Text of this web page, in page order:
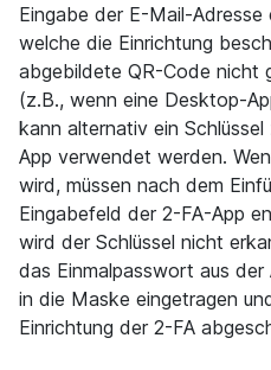
Eingabe der E-Mail-
welche die Einrichtung
abgebildete QR-Code nicht
(z.B., wenn eine Desktop-
kann alternativ ein
App verwendet werden.
wird, müssen nach dem
Eingabefeld der 2-FA-App
wird der Schlüssel nicht
das Einmalpasswort aus
in die Maske eingetragen
Einrichtung der 2-FA